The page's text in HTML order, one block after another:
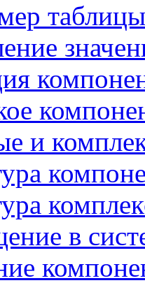
и
в